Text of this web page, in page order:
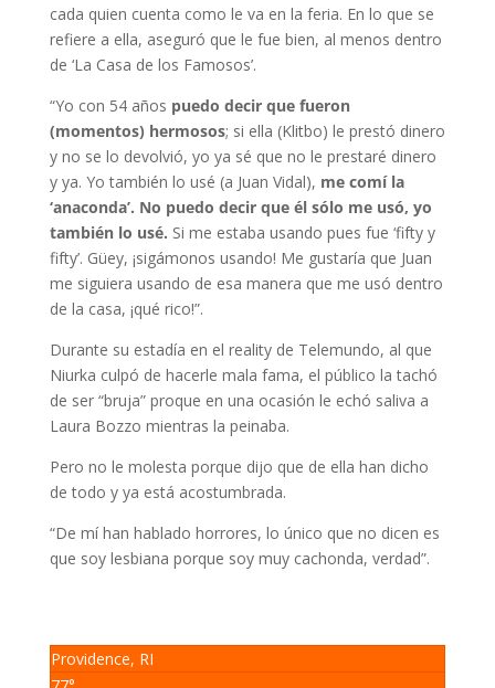
cada quien cuenta como le va en la feria. En lo que se
refiere a ella, aseguró que le fue bien, al menos dentro
de ‘La Casa de los Famosos’.
“Yo con 54 años puedo decir que fueron
(momentos) hermosos; si ella (Klitbo) le prestó dinero
y no se lo devolvió, yo ya sé que no le prestaré dinero
y ya. Yo también lo usé (a Juan Vidal), me comí la
‘anaconda’. No puedo decir que él sólo me usó, yo
también lo usé. Si me estaba usando pues fue ‘fifty y
fifty’. Güey, ¡sigámonos usando! Me gustaría que Juan
me siguiera usando de esa manera que me usó dentro
de la casa, ¡qué rico!”.
Durante su estadía en el reality de Telemundo, al que
Niurka culpó de hacerle mala fama, el público la tachó
de ser “bruja” proque en una ocasión le echó saliva a
Laura Bozzo mientras la peinaba.
Pero no le molesta porque dijo que de ella han dicho
de todo y ya está acostumbrada.
“De mí han hablado horrores, lo único que no dicen es
que soy lesbiana porque soy muy cachonda, verdad”.
Providence, RI